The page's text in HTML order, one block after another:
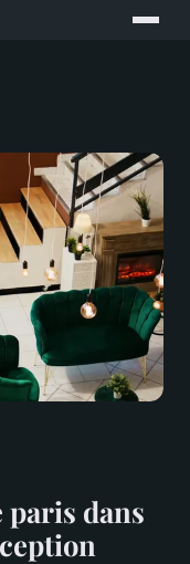
dans